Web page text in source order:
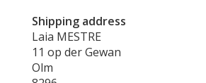
Shipping address
Laia MESTRE
11 op der Gewan
Olm